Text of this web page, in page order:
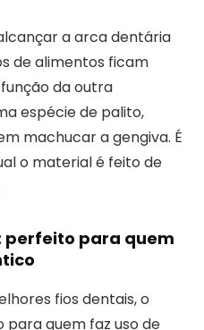
a arca dentária
de alimentos ficam
da outra
espécie de palito,
machucar a gengiva. É
o material é feito de
perfeito para quem
fios dentais, o
para quem faz uso de